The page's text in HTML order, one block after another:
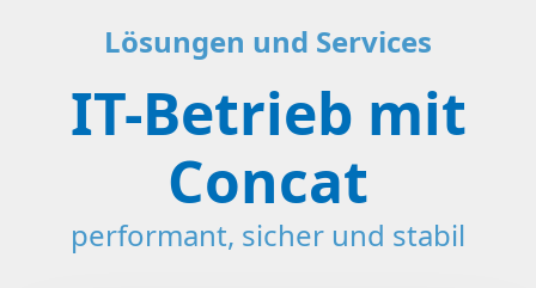
Lösungen und Services
IT-Betrieb mit
Concat
performant, sicher und stabil